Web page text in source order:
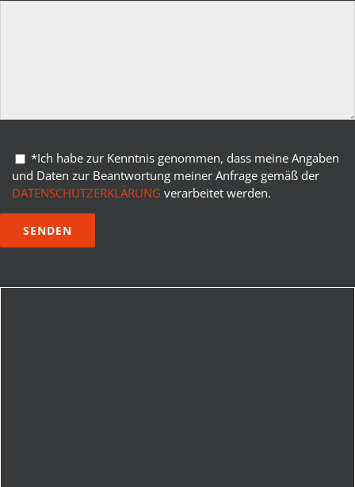
*Ich habe zur Kenntnis genommen, dass meine Angaben
und Daten zur Beantwortung meiner Anfrage gemäß der
DATENSCHUTZERKLÄRUNG verarbeitet werden.